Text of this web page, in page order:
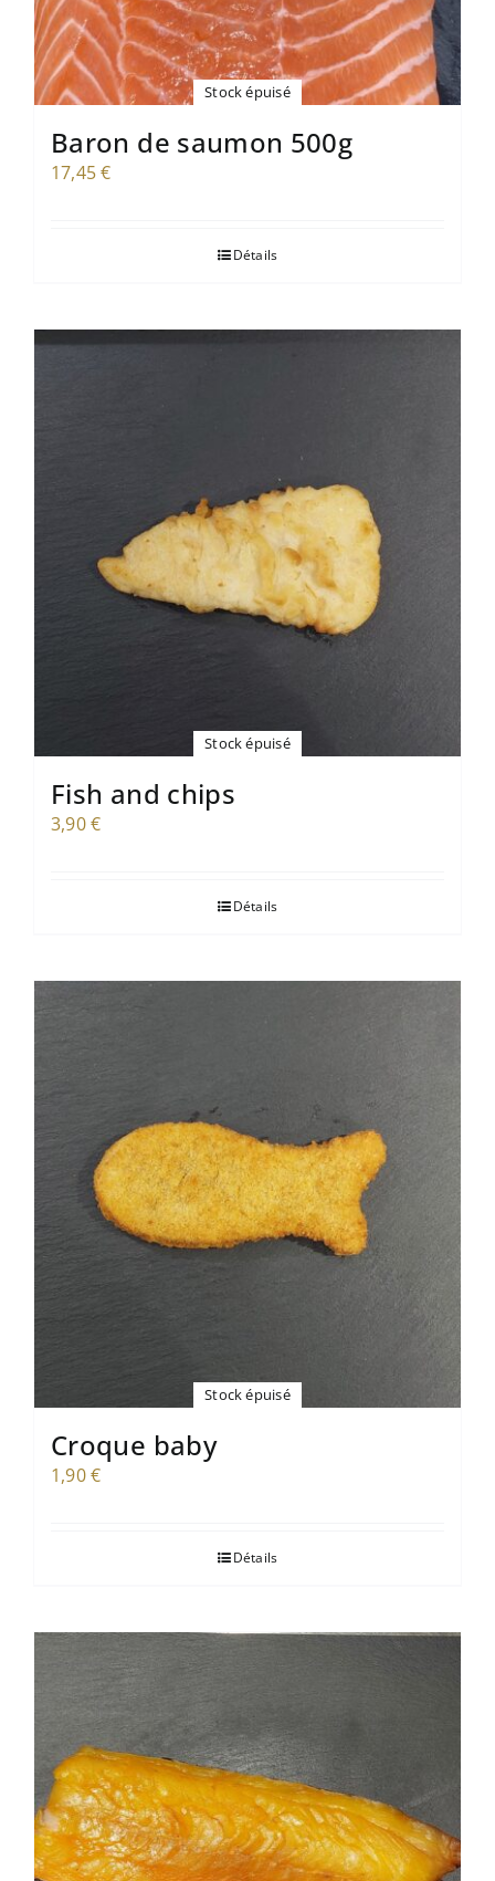
Stock épuisé
Baron de saumon 500g
17,45€
Détails
Stock épuisé
Fish and chips
3,90€
Détails
Stock épuisé
Croque baby
1,90€
Détails